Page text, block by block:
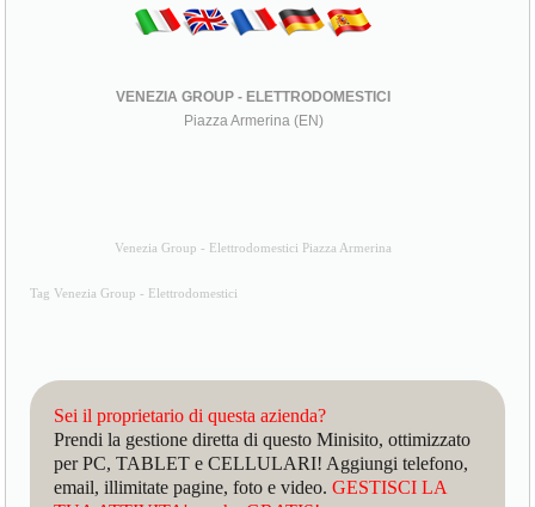
VENEZIA GROUP - ELETTRODOMESTICI
Piazza Armerina (EN)
Venezia Group - Elettrodomestici Piazza Armerina
Tag Venezia Group - Elettrodomestici
Sei il proprietario di questa azienda?
Prendi la gestione diretta di questo Minisito, ottimizzato
per PC, TABLET e CELLULARI! Aggiungi telefono,
email, illimitate pagine, foto e video.GESTISCI LA